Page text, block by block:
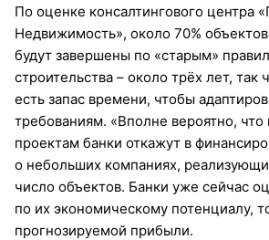
По оценке консалтингового центра
Недвижимость», около 70%
будут завершены по «старым»
строительства – около трёх лет, так
есть запас времени, чтобы
требованиям. «Вполне вероятно,
проектам банки откажут в
о небольших компаниях,
число объектов. Банки уже сейчас
по их экономическому потенциалу,
прогнозируемой прибыли.